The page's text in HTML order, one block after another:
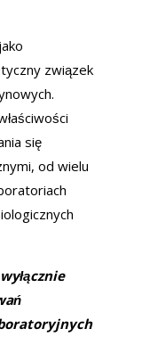
związek
się
od wielu